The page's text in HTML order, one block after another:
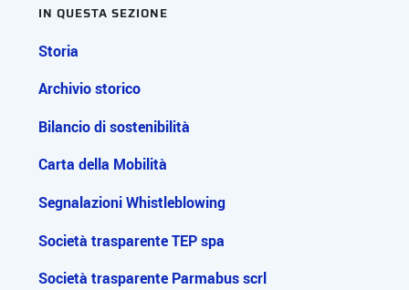
IN QUESTA SEZIONE
Storia
Archivio storico
Bilancio di sostenibilità
Carta della Mobilità
Segnalazioni Whistleblowing
Società trasparente TEP spa
Società trasparente Parmabus scrl